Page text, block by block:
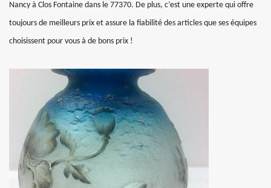
Nancy à Clos Fontaine dans le 77370. De plus, c’est une experte qui offre
toujours de meilleurs prix et assure la fiabilité des articles que ses équipes
choisissent pour vous à de bons prix !